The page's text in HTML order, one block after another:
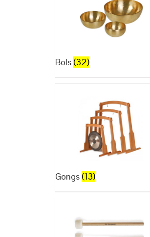
Bols (32)
Gongs (13)